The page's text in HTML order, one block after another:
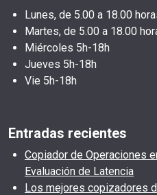
Lunes, de 5.00 a 18.00
Martes, de 5.00 a 18.00
Miércoles 5h-18h
Jueves 5h-18h
Vie 5h-18h
Entradas recientes
Copiador de Operaciones
Evaluación de Latencia
Los mejores copizadores